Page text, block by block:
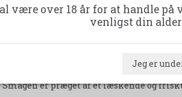
Især morgentågen er vigtig, da den
druens naturlige syre, der er essentiel
Vinen gennemgår lagring i en
på en overflod af aromatiske dufte af
Smagen er præget af et læskende og
være over 18 år for at handle på
venligst din alder
Jeg er